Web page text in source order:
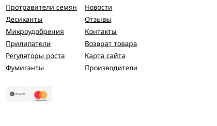
Протравители семян
Десиканты
Микроудобрения
Прилипатели
Регуляторы роста
Фумиганты
Новости
Отзывы
Контакты
Возврат товара
Карта сайта
Производители